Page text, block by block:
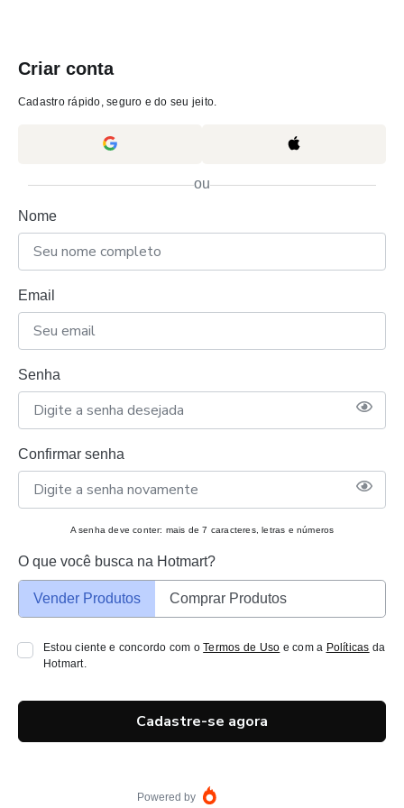
Criar conta
Cadastro rápido, seguro e do seu jeito.
ou
Nome
Email
Senha
Confirmar senha
A senha deve conter: mais de 7 caracteres, letras e números
O que você busca na Hotmart?
Vender Produtos Comprar Produtos
Estou ciente e concordo com oTermos de Uso e com a Políticas da
Hotmart.
Cadastre-se agora
Powered by